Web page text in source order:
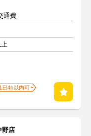
通費
1日4h以内可
野店